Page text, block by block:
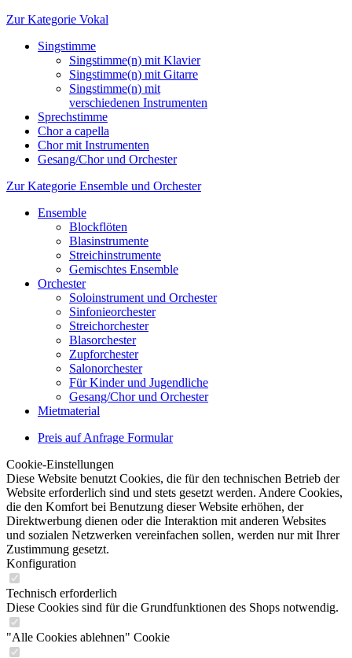
Zur Kategorie Vokal
Singstimme
Singstimme(n) mit Klavier
Singstimme(n) mit Gitarre
Singstimme(n) mit
verschiedenen Instrumenten
Sprechstimme
Chor a capella
Chor mit Instrumenten
Gesang/Chor und Orchester
Zur Kategorie Ensemble und Orchester
Ensemble
Blockflöten
Blasinstrumente
Streichinstrumente
Gemischtes Ensemble
Orchester
Soloinstrument und Orchester
Sinfonieorchester
Streichorchester
Blasorchester
Zupforchester
Salonorchester
Für Kinder und Jugendliche
Gesang/Chor und Orchester
Mietmaterial
Preis auf Anfrage Formular
Cookie-Einstellungen
Diese Website benutzt Cookies, die für den technischen Betrieb der
Website erforderlich sind und stets gesetzt werden. Andere Cookies,
die den Komfort bei Benutzung dieser Website erhöhen, der
Direktwerbung dienen oder die Interaktion mit anderen Websites
und sozialen Netzwerken vereinfachen sollen, werden nur mit Ihrer
Zustimmung gesetzt.
Konfiguration
Technisch erforderlich
Diese Cookies sind für die Grundfunktionen des Shops notwendig.
"Alle Cookies ablehnen" Cookie